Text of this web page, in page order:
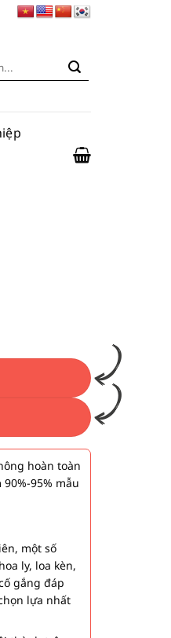
hoàn toàn
95% mẫu
một số
ly, loa kèn,
gắng đáp
lựa nhất